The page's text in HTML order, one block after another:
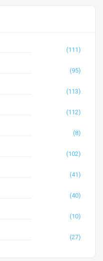
(111)
(95)
(113)
(112)
(8)
(102)
(41)
(40)
(10)
(27)